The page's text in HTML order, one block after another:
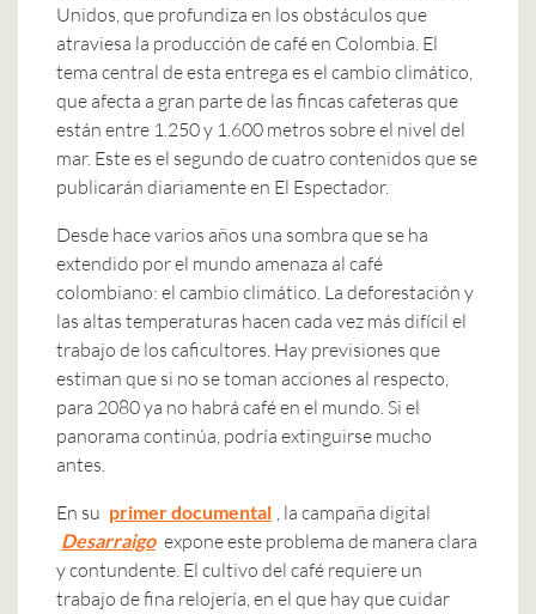
Unidos, que profundiza en los obstáculos que
atraviesa la producción de café en Colombia. El
tema central de esta entrega es el cambio climático,
que afecta a gran parte de las fincas cafeteras que
están entre 1.250 y 1.600 metros sobre el nivel del
mar. Este es el segundo de cuatro contenidos que se
publicarán diariamente en El Espectador.
Desde hace varios años una sombra que se ha
extendido por el mundo amenaza al café
colombiano: el cambio climático. La deforestación y
las altas temperaturas hacen cada vez más difícil el
trabajo de los caficultores. Hay previsiones que
estiman que si no se toman acciones al respecto,
para 2080 ya no habrá café en el mundo. Si el
panorama continúa, podría extinguirse mucho
antes.
En su primer documental , la campaña digital
Desarraigo expone este problema de manera clara
y contundente. El cultivo del café requiere un
trabajo de fina relojería, en el que hay que cuidar